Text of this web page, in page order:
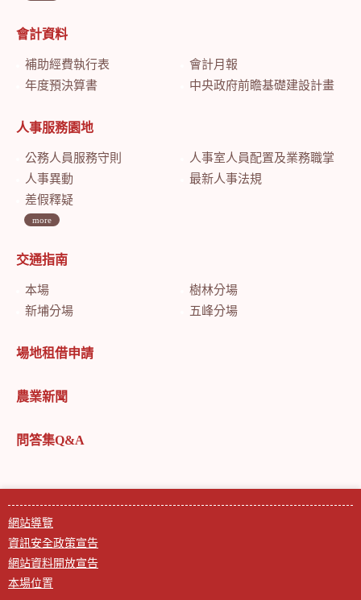
會計資料
補助經費執行表
會計月報
年度預決算書
中央政府前瞻基礎建設計畫特別預算會計月報
人事服務園地
公務人員服務守則
人事室人員配置及業務職掌
人事異動
最新人事法規
差假釋疑
more
交通指南
本場
樹林分場
新埔分場
五峰分場
場地租借申請
農業新聞
問答集Q&A
網站導覽
資訊安全政策宣告
網站資料開放宣告
本場位置